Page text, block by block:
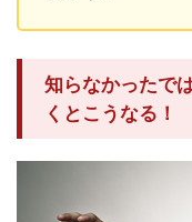
知らなかったで
くとこうなる！